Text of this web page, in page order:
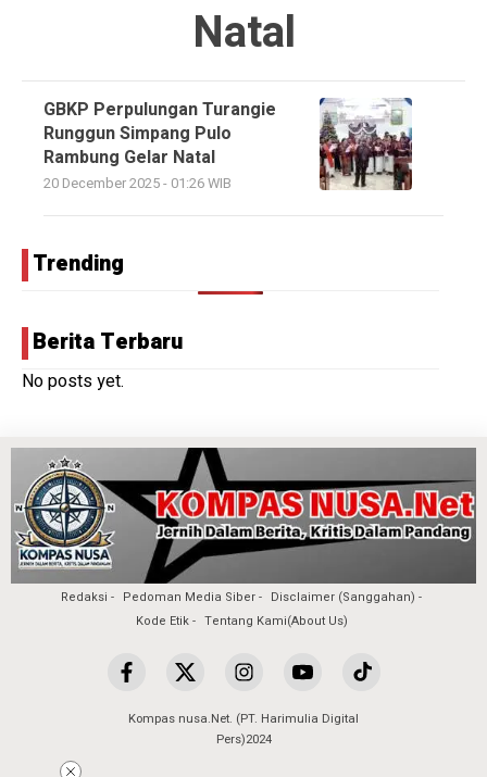
Natal
GBKP Perpulungan Turangie
Runggun Simpang Pulo
Rambung Gelar Natal
20 December 2025 - 01:26 WIB
Trending
Berita Terbaru
No posts yet.
Redaksi Pedoman Media Siber
Disclaimer (Sanggahan)
Kode Etik
Tentang Kami(About Us)
Kompas nusa.Net. (PT. Harimulia Digital
Pers)2024